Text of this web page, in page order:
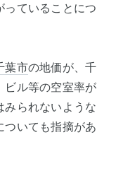
っていることにつ
葉市の地価が、千
ビル等の空室率が
みられないような
ついても指摘があ